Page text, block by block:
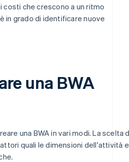
costi che crescono a un ritmo
in grado di identificare nuove
una BWA
una BWA in vari modi. La scelta
quali le dimensioni dell'attività